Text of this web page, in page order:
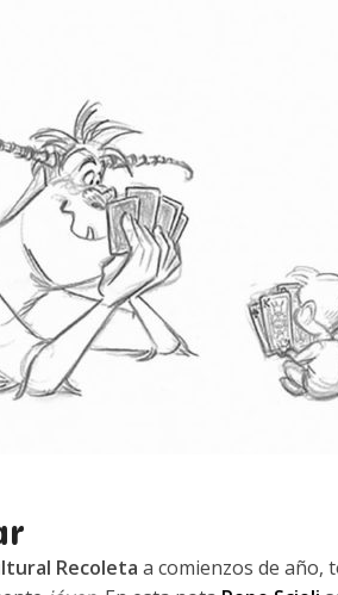
Recoleta a comienzos de año,